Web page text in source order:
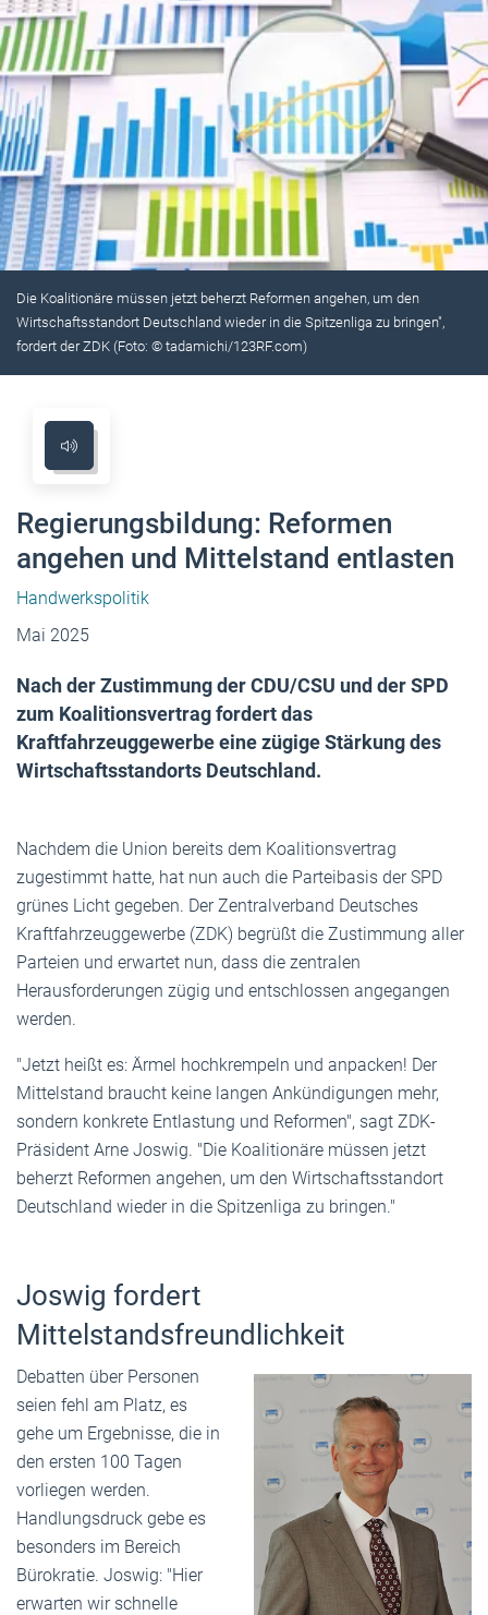
Die Koalitionäre müssen jetzt beherzt Reformen angehen, um den
Wirtschaftsstandort Deutschland wieder in die Spitzenliga zu bringen",
fordert der ZDK (Foto: © tadamichi/123RF.com)
Regierungsbildung: Reformen
angehen und Mittelstand entlasten
Handwerkspolitik
Mai 2025
Nach der Zustimmung der CDU/CSU und der SPD
zum Koalitionsvertrag fordert das
Kraftfahrzeuggewerbe eine zügige Stärkung des
Wirtschaftsstandorts Deutschland.
Nachdem die Union bereits dem Koalitionsvertrag
zugestimmt hatte, hat nun auch die Parteibasis der SPD
grünes Licht gegeben. Der Zentralverband Deutsches
Kraftfahrzeuggewerbe (ZDK) begrüßt die Zustimmung aller
Parteien und erwartet nun, dass die zentralen
Herausforderungen zügig und entschlossen angegangen
werden.
"Jetzt heißt es: Ärmel hochkrempeln und anpacken! Der
Mittelstand braucht keine langen Ankündigungen mehr,
sondern konkrete Entlastung und Reformen", sagt ZDK-
Präsident Arne Joswig. "Die Koalitionäre müssen jetzt
beherzt Reformen angehen, um den Wirtschaftsstandort
Deutschland wieder in die Spitzenliga zu bringen."
Joswig fordert
Mittelstandsfreundlichkeit
Debatten über Personen
seien fehl am Platz, es
gehe um Ergebnisse, die in
den ersten 100 Tagen
vorliegen werden.
Handlungsdruck gebe es
besonders im Bereich
Bürokratie. Joswig: "Hier
erwarten wir schnelle